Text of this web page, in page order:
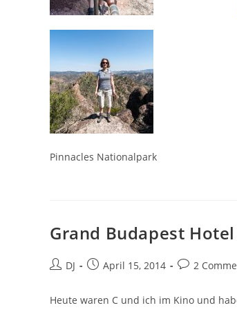
Pinnacles Nationalpark
Grand Budapest Hotel
Beitrags-
DJ
BeitragApril 15, 2014
Beitrags-
2
Heute waren C und ich im Kino und